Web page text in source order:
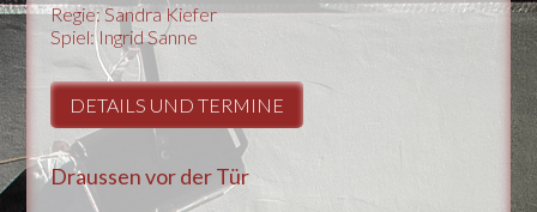
Regie: Sandra Kiefer
Spiel: Ingrid Sanne
DETAILS UND TERMINE
Draussen vor der Tür